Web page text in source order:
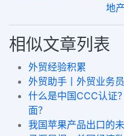
地
相似文章列表
外贸经验积累
外贸助手丨外贸业务
什么是中国CCC认证
面？
我国苹果产品出口的